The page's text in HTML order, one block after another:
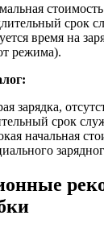
срок
время на
режима).
зарядка,
срок
начальная